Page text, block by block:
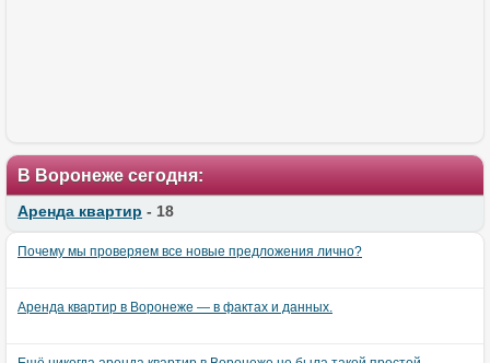
В Воронеже сегодня:
Аренда квартир - 18
Почему мы проверяем все новые предложения лично?
Аренда квартир в Воронеже — в фактах и данных.